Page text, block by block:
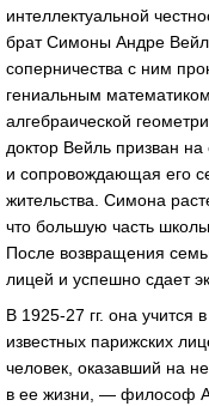
интеллектуальной
брат Симоны Андре
соперничества с ним
гениальным
алгебраической
доктор Вейль призван на
и сопровождающая его
жительства. Симона
что большую часть
После возвращения
лицей и успешно сдает
В 1925-27 гг. она учится
известных парижских
человек, оказавший на
в ее жизни, — философ